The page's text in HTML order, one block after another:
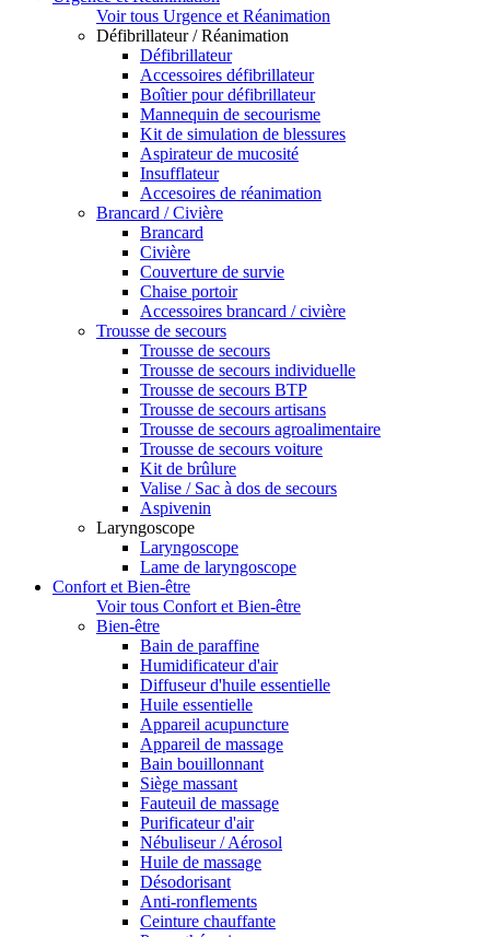
Voir tous Urgence et Réanimation
Défibrillateur / Réanimation
Défibrillateur
Accessoires défibrillateur
Boîtier pour défibrillateur
Mannequin de secourisme
Kit de simulation de blessures
Aspirateur de mucosité
Insufflateur
Accesoires de réanimation
Brancard / Civière
Brancard
Civière
Couverture de survie
Chaise portoir
Accessoires brancard / civière
Trousse de secours
Trousse de secours
Trousse de secours individuelle
Trousse de secours BTP
Trousse de secours artisans
Trousse de secours agroalimentaire
Trousse de secours voiture
Kit de brûlure
Valise / Sac à dos de secours
Aspivenin
Laryngoscope
Laryngoscope
Lame de laryngoscope
Confort et Bien-être
Voir tous Confort et Bien-être
Bien-être
Bain de paraffine
Humidificateur d'air
Diffuseur d'huile essentielle
Huile essentielle
Appareil acupuncture
Appareil de massage
Bain bouillonnant
Siège massant
Fauteuil de massage
Purificateur d'air
Nébuliseur / Aérosol
Huile de massage
Désodorisant
Anti-ronflements
Ceinture chauffante